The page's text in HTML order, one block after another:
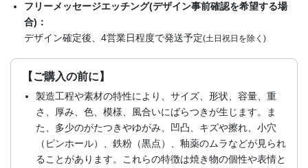
フリーメッセージエッチング(デザイン事前確認を希望する場
合)：
デザイン確定後、4営業日程度で発送予定(土日祝日を除く)
【ご購入の前に】
製造工程や素材の特性により、サイズ、形状、容量、重
さ、厚み、色、模様、風合いにばらつきが生じます。ま
た、多少のがたつきやゆがみ、凹凸、キズや擦れ、小穴
（ピンホール）、鉄粉（黒点）、釉薬のムラなどが見られ
ることがあります。これらの特徴は焼き物の個性や表情と